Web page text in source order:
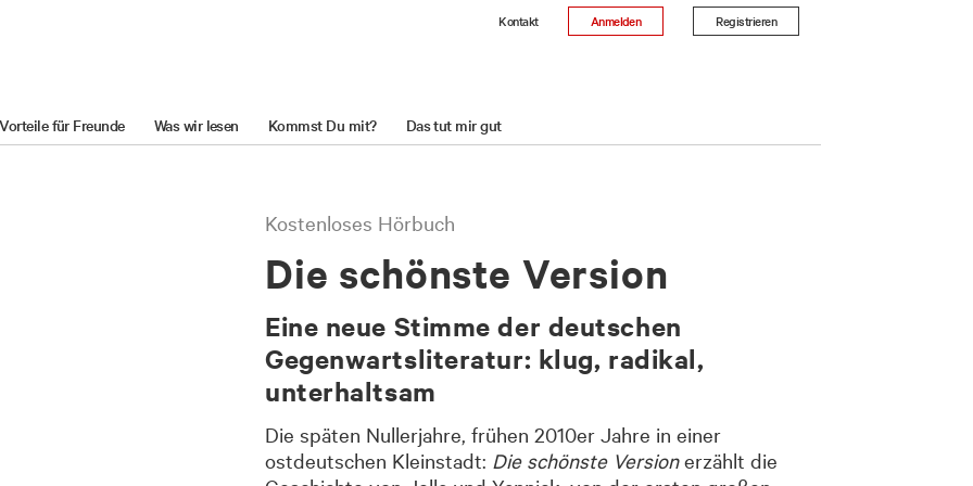
Kontakt Anmelden Registrieren
Vorteile für Freunde Was wir lesen Kommst Du mit? Das tut mir gut
Kostenloses Hörbuch
Die schönste Version
Eine neue Stimme der deutschen
Gegenwartsliteratur: klug, radikal,
unterhaltsam
Die späten Nullerjahre, frühen 2010er Jahre in einer
ostdeutschen Kleinstadt: Die schönste Versionerzählt die